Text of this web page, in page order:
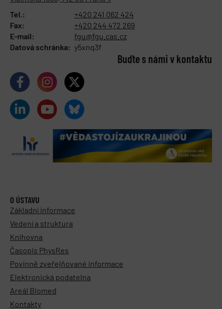
Tel.:
+420 241 062 424
Fax:
+420 244 472 269
E-mail:
fgu@fgu.cas.cz
Datová schránka: y5xnq3f
Buďte s námi v kontaktu
O ÚSTAVU
Základní informace
Vedení a struktura
Knihovna
Časopis PhysRes
Povinně zveřejňované informace
Elektronická podatelna
Areál Biomed
Kontakty